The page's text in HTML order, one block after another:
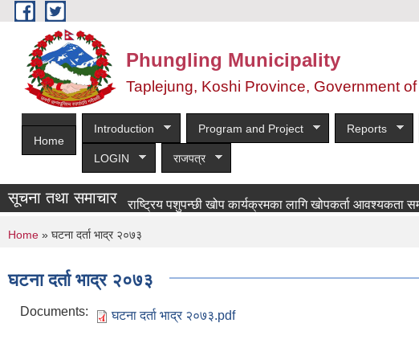
Skip to main content
Phungling Municipality
Taplejung, Koshi Province, Government
Home
Introduction Program and Project Reports
LOGIN राजपत्र
सूचना तथा समाचारराष्ट्रिय पशुपन्छी खोप कार्यक्रमका लागि खोपकर्ता आवश्यकता सम्बन्धी
You are here
Home » घटना दर्ता भाद्र २०७३
घटना दर्ता भाद्र २०७३
Documents: घटना दर्ता भाद्र २०७३.pdf